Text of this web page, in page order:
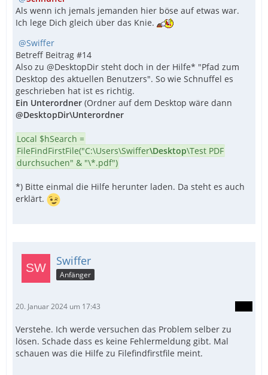
Als wenn ich jemals jemanden hier böse auf etwas war.
Ich lege Dich gleich über das Knie.
Swiffer
Betreff Beitrag #14
Also zu @DesktopDir steht doch in der Hilfe* "Pfad zum
Desktop des aktuellen Benutzers". So wie Schnuffel es
geschrieben hat ist es richtig.
Ein Unterordner (Ordner auf dem Desktop wäre dann
@DesktopDir\Unterordner
Local $hSearch =
FileFindFirstFile("C:\Users\Swiffer\Desktop\Test PDF
durchsuchen" & "\*.pdf")
*) Bitte einmal die Hilfe herunter laden. Da steht es auch
erklärt.
Swiffer
Anfänger
20. Januar 2024 um 17:43
Verstehe. Ich werde versuchen das Problem selber zu
lösen. Schade dass es keine Fehlermeldung gibt. Mal
schauen was die Hilfe zu Filefindfirstfile meint.